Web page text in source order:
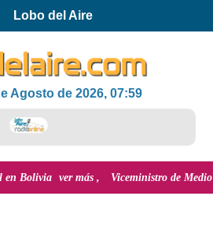
Lobo del Aire
Agosto de 2026, 07:59
ver más Viceministro de Medio